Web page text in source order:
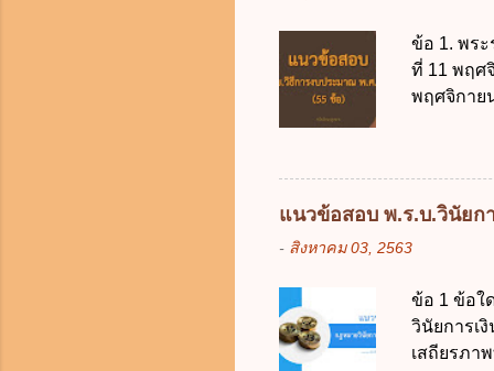
ข้อ 1. พร
ที่ 11 พฤศ
พฤศจิกาย
วิธีการง
2511 3.
คณะปฏิวั
รัฐมนตรี
การงบปร
ใช้จ่ายงบ
การงบปร
แนวข้อสอบ พ.ร.บ.วินัยก
- สิงหาคม 03, 2563
ข้อ 1 ข้อใ
วินัยการเ
เสถียรภา